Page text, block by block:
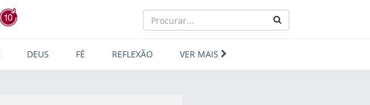
DEUS FÉ REFLEXÃO VER MAIS